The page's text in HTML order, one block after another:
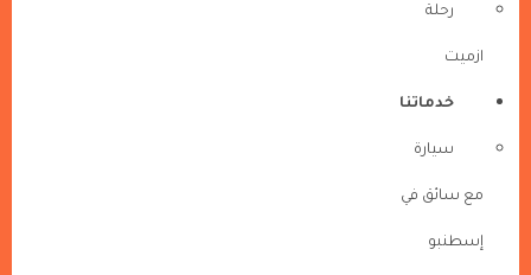
رحلة
ازميت
خدماتنا
سيارة
مع سائق في
إسطنبو